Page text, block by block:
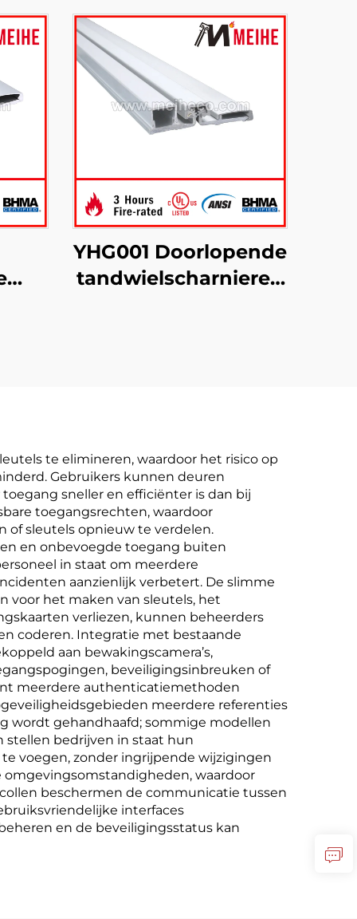
YHG001 Doorlopende
tandwielscharnieren
te elimineren, waardoor het risico op
Gebruikers kunnen deuren
sneller en efficiënter is dan bij
toegangsrechten, waardoor
of sleutels opnieuw te verdelen.
en onbevoegde toegang buiten
in staat om meerdere
aanzienlijk verbetert. De slimme
voor het maken van sleutels, het
verliezen, kunnen beheerders
coderen. Integratie met bestaande
aan bewakingscamera’s,
beveiligingsinbreuken of
meerdere authenticatiemethoden
meerdere referenties
wordt gehandhaafd; sommige modellen
stellen bedrijven in staat hun
voegen, zonder ingrijpende wijzigingen
waardoor
beschermen de communicatie tussen
interfaces
en de beveiligingsstatus kan